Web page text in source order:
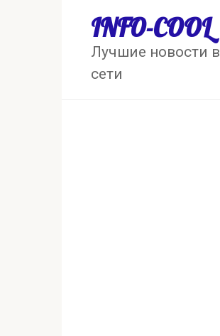
INFO-COOL
Лучшие новости в
сети